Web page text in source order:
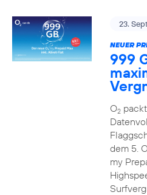
23.
NEUER
999
O2packt
dem 5.
my